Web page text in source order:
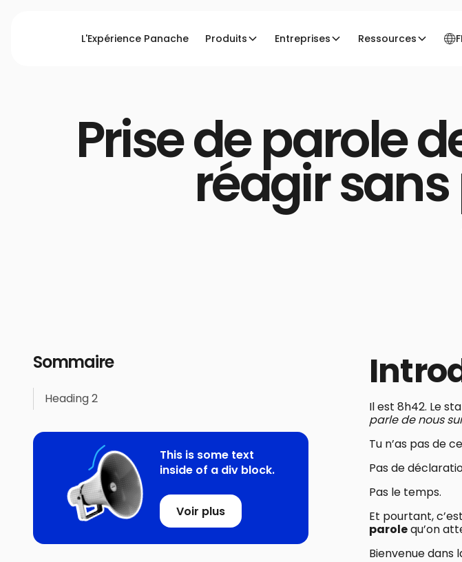
L'Expérience Panache Produits Entreprises Ressources
Prise de parole
réagir
Sommaire
Heading 2
This is some text
inside of a div block.
Voir plus
Il est 8h42. Le
parle de nous
Tu n’as pas de
Pas de
Pas le temps.
Et pourtant, c’est
parolequ’on
Bienvenue dans